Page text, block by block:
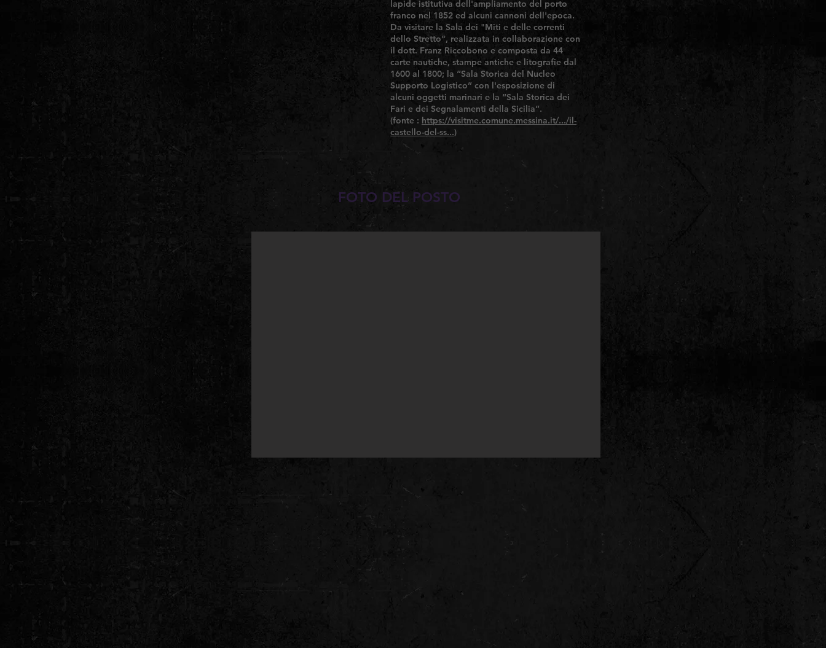
lapide istitutiva dell'ampliamento del porto
franco nel 1852 ed alcuni cannoni dell'epoca.
Da visitare la Sala dei "Miti e delle correnti
dello Stretto", realizzata in collaborazione con
il dott. Franz Riccobono e composta da 44
carte nautiche, stampe antiche e litografie dal
1600 al 1800; la “Sala Storica del Nucleo
Supporto Logistico” con l'esposizione di
alcuni oggetti marinari e la “Sala Storica dei
Fari e dei Segnalamenti della Sicilia”.
(fonte : https://visitme.comune.messina.it/.../il-
castello-del-ss...)
FOTO DEL POSTO